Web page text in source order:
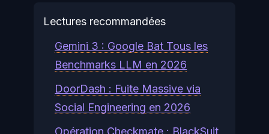
Lectures recommandées
Gemini 3 : Google Bat Tous les
Benchmarks LLM en 2026
DoorDash : Fuite Massive via
Social Engineering en 2026